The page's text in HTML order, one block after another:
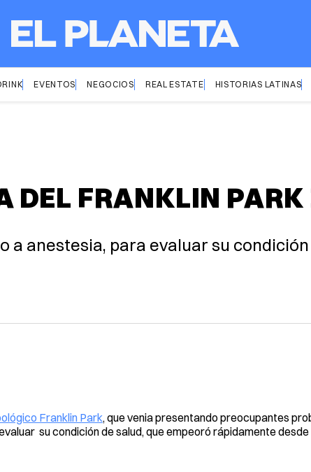
EVENTOS NEGOCIOS REAL ESTATE HISTORIAS LATINAS
DEL FRANKLIN PARK
a anestesia, para evaluar su
Franklin Park, que venia presentando preocupantes
su condición de salud, que empeoró rápidamente desde